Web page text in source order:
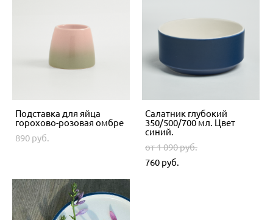
Подставка для яйца
горохово-розовая омбре
890 pуб.
Салатник глубокий
350/500/700 мл. Цвет
синий.
от 1 090 pуб.
760 pуб.